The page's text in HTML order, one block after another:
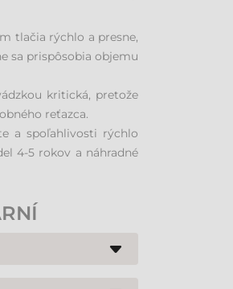
tlačia rýchlo a presne,
sa prispôsobia objemu
kritická, pretože
reťazca.
a spoľahlivosti rýchlo
4-5 rokov a náhradné